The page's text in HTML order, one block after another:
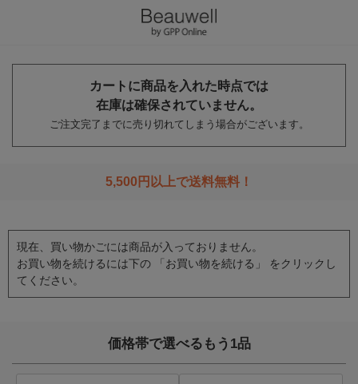
カートに商品を入れた時点では
在庫は確保されていません。
ご注文完了までに売り切れてしまう場合がございます。
5,500円以上で送料無料！
現在、買い物かごには商品が入っておりません。
お買い物を続けるには下の 「お買い物を続ける」 をクリックし
てください。
価格帯で選べるもう1品